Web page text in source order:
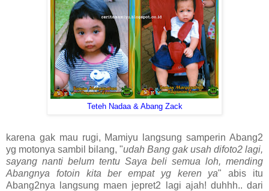
Teteh Nadaa & Abang Zack
karena gak mau rugi, Mamiyu langsung samperin Abang2
yg motonya sambil bilang, "udah Bang gak usah difoto2 lagi,
sayang nanti belum tentu Saya beli semua loh, mending
Abangnya fotoin kita ber empat yg keren ya" abis itu
Abang2nya langsung maen jepret2 lagi ajah! duhhh.. dari